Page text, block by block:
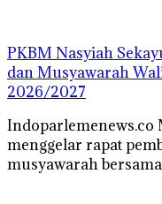
PKBM Nasyiah
dan Musyawarah
2026/2027
Indoparlemenews.co
menggelar rapat
musyawarah